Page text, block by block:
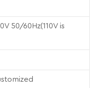
50/60Hz(110V is